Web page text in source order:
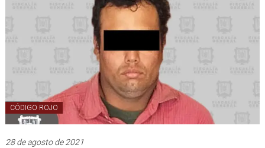
CÓDIGO ROJO
28 de agosto de 2021